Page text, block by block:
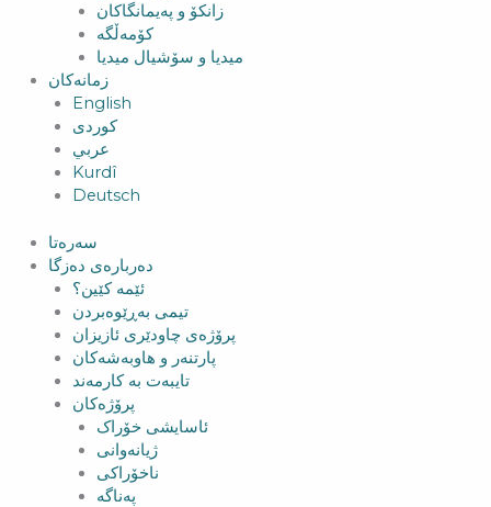
زانکۆ و پەیمانگاکان
کۆمەڵگە
میدیا و سۆشیال میدیا
زمانەکان
English
کوردی
عربي
Kurdî
Deutsch
سەرەتا
دەربارەی دەزگا
ئێمە کێین؟
تیمی بەڕێوەبردن
پرۆژەی چاودێری ئازیزان
پارتنەر و هاوبەشەکان
تایبەت بە کارمەند
پرۆژەکان
ئاسایشی خۆراک
ژیانەوانی
ناخۆراکی
پەناگە